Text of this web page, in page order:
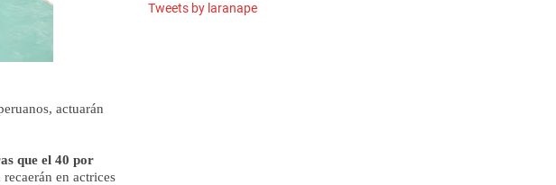
actuarán
que el 40 por
en actrices
Tweets by laranape